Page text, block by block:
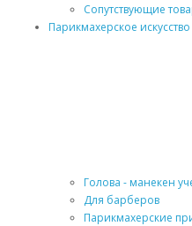
Сопутствующие
Парикмахерское искусство
Голова - манекен
Для барберов
Парикмахерские